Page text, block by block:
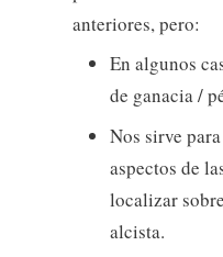
anteriores, pero:
En algunos
de ganacia /
Nos sirve
aspectos de
localizar
alcista.